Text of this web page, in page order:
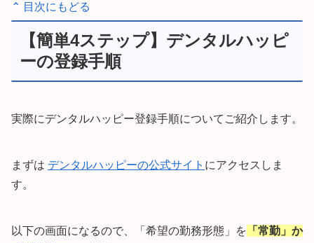
⌃ 目次にもどる
【簡単4ステップ】デンタルハッピ
ーの登録手順
実際にデンタルハッピー登録手順についてご紹介します。
まずは デンタルハッピーの公式サイト にアクセスしま
す。
以下の画面になるので、「希望の勤務形態」を 「常勤」か